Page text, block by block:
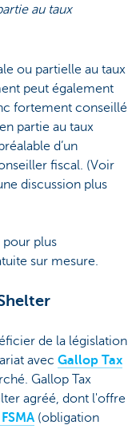
au taux
ou partielle au taux
peut également
fortement conseillé
partie au taux
d’un
fiscal. (Voir
discussion plus
pour plus
sur mesure.
de la législation
avec Gallop Tax
Gallop Tax
agréé, dont l'offre
(obligation